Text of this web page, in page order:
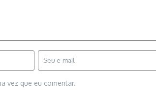
vez que eu comentar.